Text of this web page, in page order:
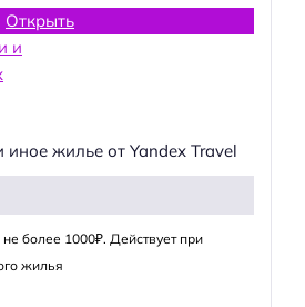
Открыть
иное жилье от Yandex Travel
более 1000₽. Действует при
жилья